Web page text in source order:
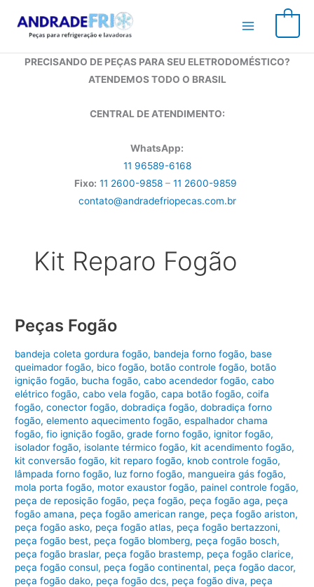
para
conteúdo
PRECISANDO DE PEÇAS PARA SEU ELETRODOMÉSTICO?
ATENDEMOS TODO O BRASIL
CENTRAL DE ATENDIMENTO:
WhatsApp:
11 96589-6168
Fixo: 11 2600-9858 – 11 2600-9859
contato@andradefriopecas.com.br
Kit Reparo Fogão
Peças Fogão
bandeja coleta gordura fogão, bandeja forno fogão, base
queimador fogão, bico fogão, botão controle fogão, botão
ignição fogão, bucha fogão,cabo acendedor fogão,cabo
elétrico fogão,cabo vela fogão,capa botão fogão,coifa
fogão,conector fogão,dobradiça fogão,dobradiça forno
fogão,elemento aquecimento fogão,espalhador chama
fogão,fio ignição fogão,grade forno fogão, ignitor fogão,
isolador fogão, isolante térmico fogão, kit acendimento fogão,
kit conversão fogão, kit reparo fogão, knob controle fogão,
lâmpada forno fogão, luz forno fogão, mangueira gás fogão,
mola porta fogão, motor exaustor fogão, painel controle fogão,
peça de reposição fogão, peça fogão, peça fogão aga, peça
fogão amana, peça fogão american range, peça fogão ariston,
peça fogão asko, peça fogão atlas, peça fogão bertazzoni,
peça fogão best, peça fogão blomberg, peça fogão bosch,
peça fogão braslar, peça fogão brastemp, peça fogão clarice,
peça fogão consul, peça fogão continental, peça fogão dacor,
peça fogão dako, peça fogão dcs, peça fogão diva, peça